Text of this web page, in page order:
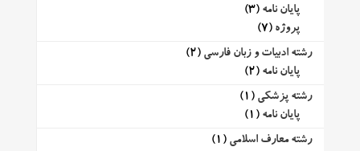
پایان نامه (3)
پروژه (7)
رشته ادبیات و زبان فارسی (2)
پایان نامه (2)
رشته پزشکی (1)
پایان نامه (1)
رشته معارف اسلامی (1)